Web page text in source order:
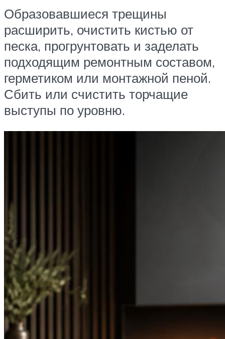
Образовавшиеся трещины
расширить, очистить кистью от
песка, прогрунтовать и заделать
подходящим ремонтным составом,
герметиком или монтажной пеной.
Сбить или счистить торчащие
выступы по уровню.